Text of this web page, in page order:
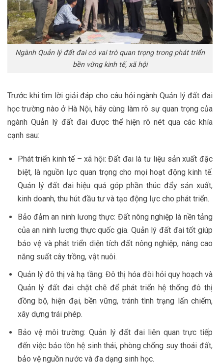
Ngành Quản lý đất đai có vai trò quan trọng trong phát triển
bền vững kinh tế, xã hội
Trước khi tìm lời giải đáp cho câu hỏi ngành Quản lý đất đai
học trường nào ở Hà Nội, hãy cùng làm rõ sự quan trọng của
ngành Quản lý đất đai được thể hiện rõ nét qua các khía
cạnh sau:
Phát triển kinh tế – xã hội: Đất đai là tư liệu sản xuất đặc
biệt, là nguồn lực quan trọng cho mọi hoạt động kinh tế.
Quản lý đất đai hiệu quả góp phần thúc đẩy sản xuất,
kinh doanh, thu hút đầu tư và tạo động lực cho phát triển.
Bảo đảm an ninh lương thực: Đất nông nghiệp là nền tảng
của an ninh lương thực quốc gia. Quản lý đất đai tốt giúp
bảo vệ và phát triển diện tích đất nông nghiệp, nâng cao
năng suất cây trồng, vật nuôi.
Quản lý đô thị và hạ tầng: Đô thị hóa đòi hỏi quy hoạch và
Quản lý đất đai chặt chẽ để phát triển hệ thống đô thị
đồng bộ, hiện đại, bền vững, tránh tình trạng lấn chiếm,
xây dựng trái phép.
Bảo vệ môi trường: Quản lý đất đai liên quan trực tiếp
đến việc bảo tồn hệ sinh thái, phòng chống suy thoái đất,
bảo vệ nguồn nước và đa dạng sinh học.